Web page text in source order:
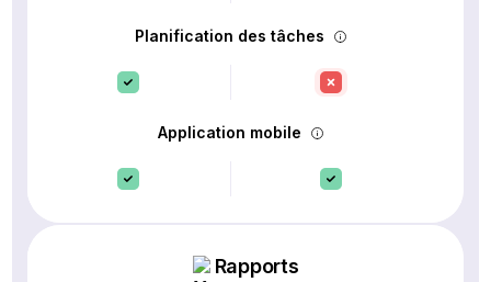
Planification des tâches
Application mobile
Rapports